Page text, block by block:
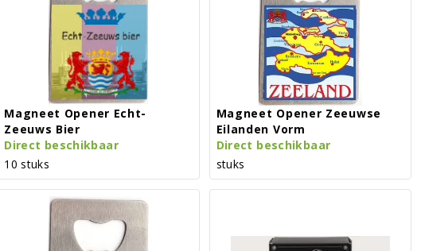
Magneet Opener Echt-
Zeeuws Bier
Direct beschikbaar
10 stuks
Magneet Opener Zeeuwse
Eilanden Vorm
Direct beschikbaar
stuks